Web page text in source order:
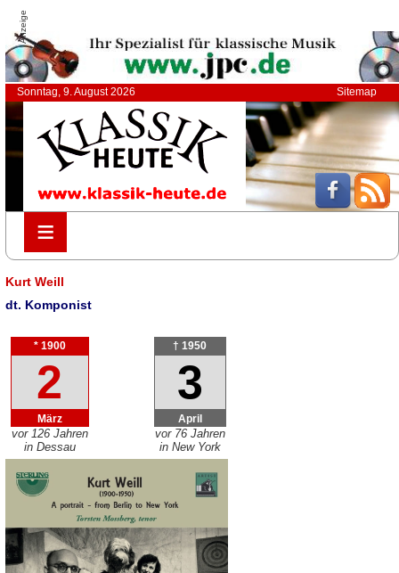
Anzeige
Sonntag, 9. August 2026 Sitemap
≡
≡
Kurt Weill
dt. Komponist
* 1900
2
März
vor 126 Jahren
in Dessau
† 1950
3
April
vor 76 Jahren
in New York